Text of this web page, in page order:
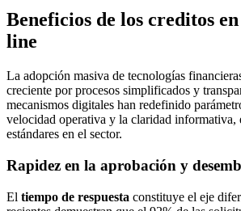
Beneficios de los creditos
line
La adopción masiva de tecnologías
creciente por procesos simplificados y
mecanismos digitales han redefinido
velocidad operativa y la claridad informativa,
estándares en el sector.
Rapidez en la aprobación y
El tiempo de respuesta constituye el eje